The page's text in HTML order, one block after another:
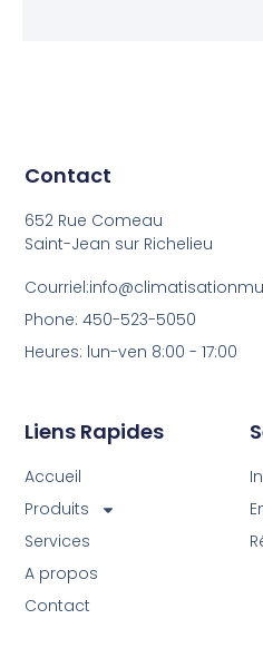
Liens Rapides
Accueil
Produits
Services
A propos
Contact
Contact
652 Rue Comeau
Saint-Jean sur Richelieu
Phone: 450-523-5050
Heures: lun-ven 8:00 - 17:00